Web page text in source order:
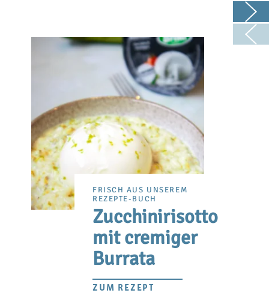
FRISCH AUS UNSEREM
REZEPTE-BUCH
Zucchinirisotto
mit cremiger
Burrata
ZUM REZEPT